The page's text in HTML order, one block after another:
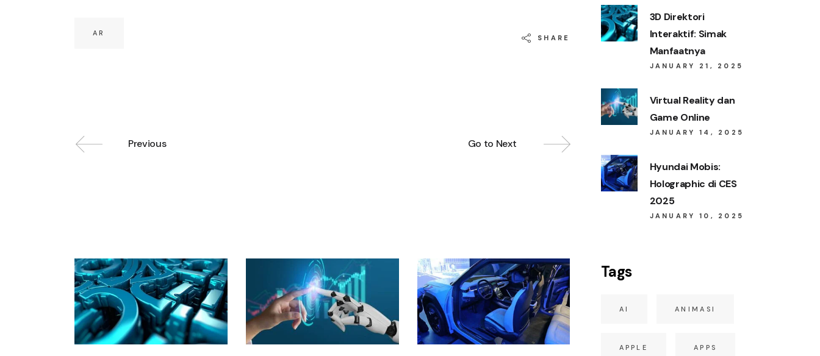
AR
SHARE
Previous Go to Next
3D Direktori
Interaktif: Simak
Manfaatnya
JANUARY 21, 2025
Virtual Reality dan
Game Online
JANUARY 14, 2025
Hyundai Mobis:
Holographic di CES
2025
JANUARY 10, 2025
Tags
AI ANIMASI
APPLE APPS